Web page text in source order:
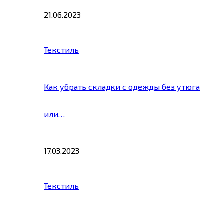
21.06.2023
Текстиль
Как убрать складки с одежды без утюга
или…
17.03.2023
Текстиль